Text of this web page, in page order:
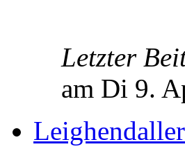
Letzter
am Di 9.